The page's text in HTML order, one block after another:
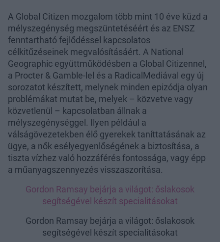
A Global Citizen mozgalom több mint 10 éve küzd a
mélyszegénység megszüntetéséért és az ENSZ
fenntartható fejlődéssel kapcsolatos
célkitűzéseinek megvalósításáért. A National
Geographic együttműködésben a Global Citizennel,
a Procter & Gamble-lel és a RadicalMediával egy új
sorozatot készített, melynek minden epizódja olyan
problémákat mutat be, melyek – közvetve vagy
közvetlenül – kapcsolatban állnak a
mélyszegénységgel. Ilyen például a
válságövezetekben élő gyerekek taníttatásának az
ügye, a nők esélyegyenlőségének a biztosítása, a
tiszta vízhez való hozzáférés fontossága, vagy épp
a műanyagszennyezés visszaszorítása.
Gordon Ramsay bejárja a világot: őslakosok
segítségével készít specialitásokat
Gordon Ramsay bejárja a világot: őslakosok
segítségével készít specialitásokat